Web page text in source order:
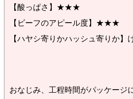
【酸っぱさ】★★★
【ビーフのアピール度】★★★
【ハヤシ寄りかハッシュ寄りか】
おなじみ、工程時間がパッケージ